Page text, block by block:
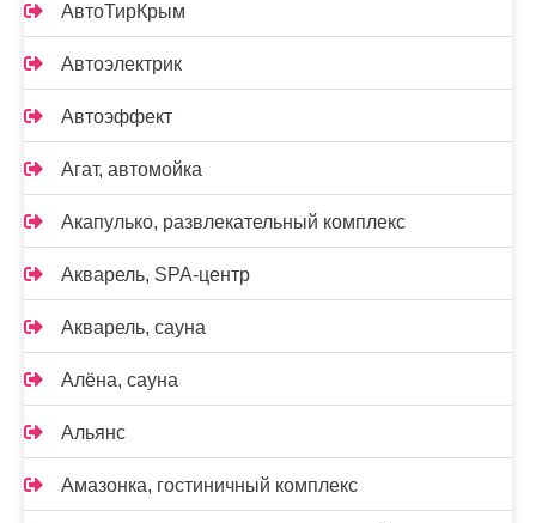
АвтоТирКрым
Автоэлектрик
Автоэффект
Агат, автомойка
Акапулько, развлекательный комплекс
Акварель, SPA-центр
Акварель, сауна
Алёна, сауна
Альянс
Амазонка, гостиничный комплекс